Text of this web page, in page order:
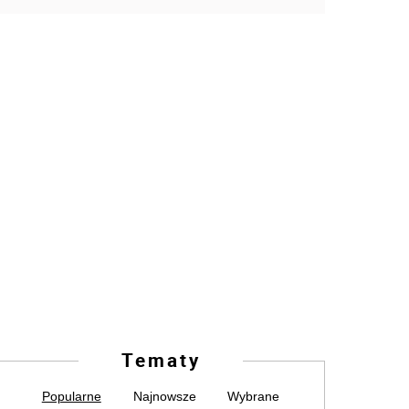
Tematy
Popularne Najnowsze Wybrane